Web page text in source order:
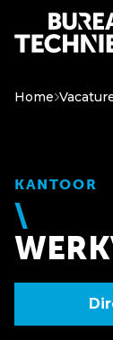
Home
KANTOOR